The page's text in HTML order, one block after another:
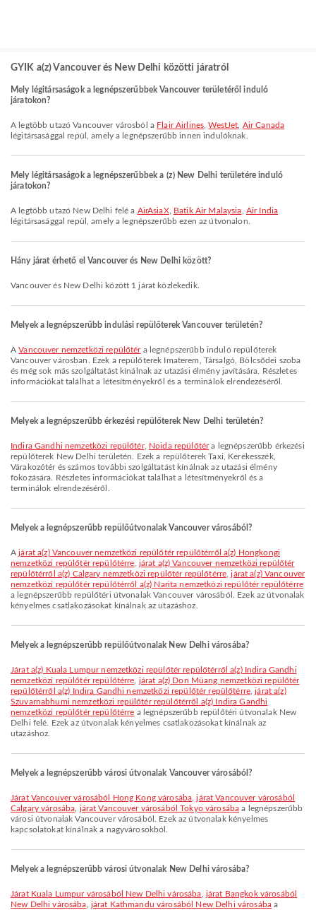
GYIK a(z) Vancouver és New Delhi közötti járatról
Mely légitársaságok a legnépszerűbbek Vancouver területéről induló
járatokon?
A legtöbb utazó Vancouver városból a Flair Airlines ,WestJet Air Canada
légitársasággal repül, amely a legnépszerűbb innen indulóknak.
Mely légitársaságok a legnépszerűbbek a (z) New Delhi területére induló
járatokon?
A legtöbb utazó New Delhi felé a AirAsiaX, Batik Air Malaysia Air India
légitársasággal repül, amely a legnépszerűbb ezen az útvonalon.
Hány járat érhető el Vancouver és New Delhi között?
Vancouver és New Delhi között 1 járat közlekedik.
Melyek a legnépszerűbb indulási repülőterek Vancouver területén?
AVancouver nemzetközi repülőtéra legnépszerűbb induló repülőterek
Vancouver városban. Ezek a repülőterek Imaterem, Társalgó, Bölcsődei szoba
és még sok más szolgáltatást kínálnak az utazási élmény javítására. Részletes
információkat találhat a létesítményekről és a terminálok elrendezéséről.
Melyek a legnépszerűbb érkezési repülőterek New Delhi területén?
Indira Gandhi nemzetközi repülőtér, Noida repülőtéra legnépszerűbb érkezési
repülőterek New Delhi területén. Ezek a repülőterek Taxi, Kerekesszék,
Várakozótér és számos további szolgáltatást kínálnak az utazási élmény
fokozására. Részletes információkat találhat a létesítményekről és a
terminálok elrendezéséről.
Melyek a legnépszerűbb repülőútvonalak Vancouver városából?
Ajárat a(z) Vancouver nemzetközi repülőtér repülőtérről a(z) Hongkongi
nemzetközi repülőtér repülőtérre járat a(z) Vancouver nemzetközi repülőtér
repülőtérről a(z) Calgary nemzetközi repülőtér repülőtérre ,járat a(z) Vancouver
nemzetközi repülőtér repülőtérről a(z) Narita nemzetközi repülőtér repülőtérre
a legnépszerűbb repülőtéri útvonalak Vancouver városából. Ezek az útvonalak
kényelmes csatlakozásokat kínálnak az utazáshoz.
Melyek a legnépszerűbb repülőútvonalak New Delhi városába?
járat a(z) Kuala Lumpur nemzetközi repülőtér repülőtérről a(z) Indira Gandhi
nemzetközi repülőtér repülőtérre járat a(z) Don Müang nemzetközi repülőtér
repülőtérről a(z) Indira Gandhi nemzetközi repülőtér repülőtérre,járat a(z)
Szuvarnabhumi nemzetközi repülőtér repülőtérről a(z) Indira Gandhi
nemzetközi repülőtér repülőtérre a legnépszerűbb repülőtéri útvonalak New
Delhi felé. Ezek az útvonalak kényelmes csatlakozásokat kínálnak az
utazáshoz.
Melyek a legnépszerűbb városi útvonalak Vancouver városából?
járat Vancouver városából Hong Kong városába ,járat Vancouver városából
Calgary városába járat Vancouver városából Tokyo városába a legnépszerűbb
városi útvonalak Vancouver városából. Ezek az útvonalak kényelmes
kapcsolatokat kínálnak a nagyvárosokból.
Melyek a legnépszerűbb városi útvonalak New Delhi városába?
járat Kuala Lumpur városából New Delhi városába járat Bangkok városából
New Delhi városába járat Kathmandu városából New Delhi városábaa